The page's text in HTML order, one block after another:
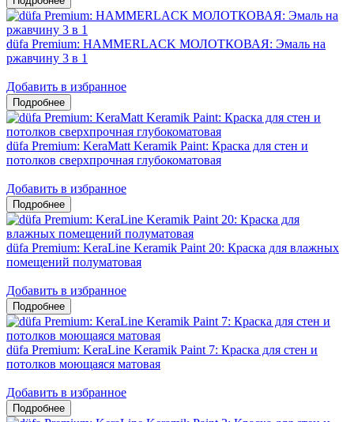
düfa Premium: HAMMERLACK МОЛОТКОВАЯ: Эмаль на
ржавчину 3 в 1
Добавить в избранное
düfa Premium: KeraMatt Keramik Paint: Краска для стен и
потолков сверхпрочная глубокоматовая
Добавить в избранное
düfa Premium: KeraLine Keramik Paint 20: Краска для влажных
помещений полуматовая
Добавить в избранное
düfa Premium: KeraLine Keramik Paint 7: Краска для стен и
потолков моющаяся матовая
Добавить в избранное